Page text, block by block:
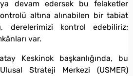
devam edersek bu felaketler
altına alınabilen bir tabiat
derelerimizi kontrol edebiliriz;
var.
Keskinok başkanlığında, bu
Strateji Merkezi (USMER)